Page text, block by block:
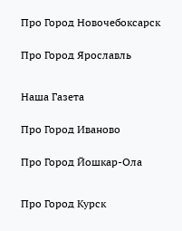
Про Город Новочебоксарск
Про Город Ярославль
Наша Газета
Про Город Иваново
Про Город Йошкар-Ола
Про Город Курск